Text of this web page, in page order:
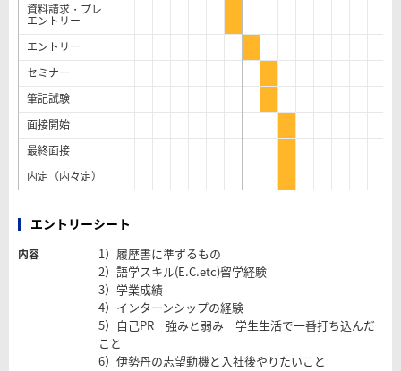
資料請求・プレ
エントリー
エントリー
セミナー
筆記試験
面接開始
最終面接
内定（内々定）
エントリーシート
内容
1）履歴書に準ずるもの
2）語学スキル(E.C.etc)留学経験
3）学業成績
4）インターンシップの経験
5）自己PR 強みと弱み 学生生活で一番打ち込んだ
こと
6）伊勢丹の志望動機と入社後やりたいこと